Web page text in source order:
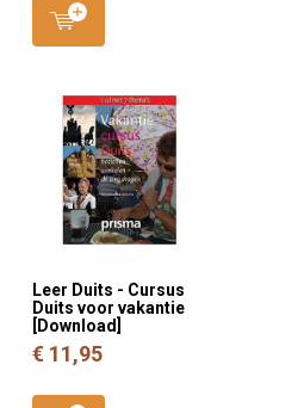
Leer Duits - Cursus
Duits voor vakantie
[Download]
€ 11,95